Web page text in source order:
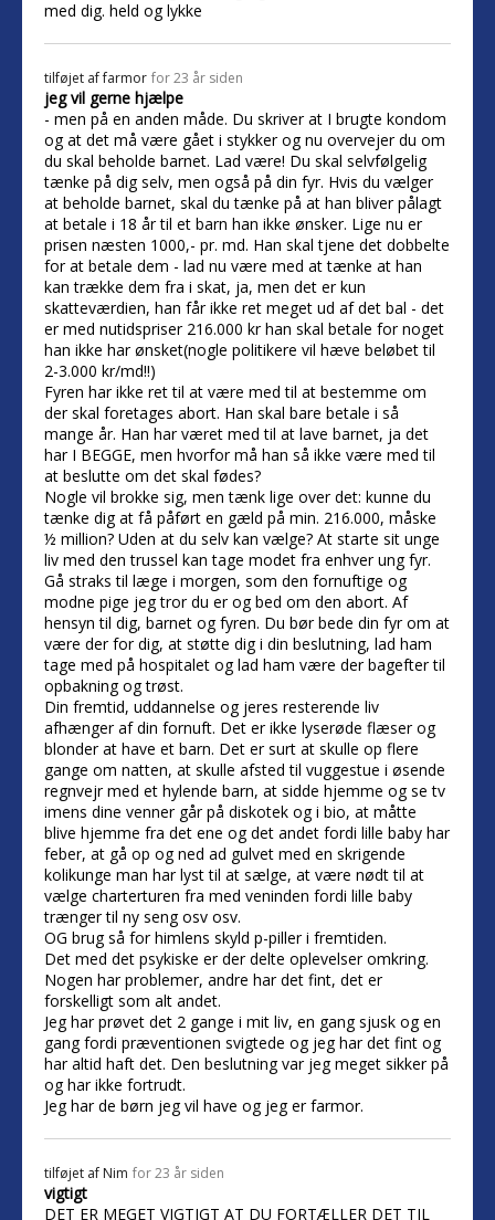
med dig. held og lykke
tilføjet affarmor for 23 år siden
jeg vil gerne hjælpe
- men på en anden måde. Du skriver at I brugte kondom
og at det må være gået i stykker og nu overvejer du om
du skal beholde barnet. Lad være! Du skal selvfølgelig
tænke på dig selv, men også på din fyr. Hvis du vælger
at beholde barnet, skal du tænke på at han bliver pålagt
at betale i 18 år til et barn han ikke ønsker. Lige nu er
prisen næsten 1000,- pr. md. Han skal tjene det dobbelte
for at betale dem - lad nu være med at tænke at han
kan trække dem fra i skat, ja, men det er kun
skatteværdien, han får ikke ret meget ud af det bal - det
er med nutidspriser 216.000 kr han skal betale for noget
han ikke har ønsket(nogle politikere vil hæve beløbet til
2-3.000 kr/md!!)
Fyren har ikke ret til at være med til at bestemme om
der skal foretages abort. Han skal bare betale i så
mange år. Han har været med til at lave barnet, ja det
har I BEGGE, men hvorfor må han så ikke være med til
at beslutte om det skal fødes?
Nogle vil brokke sig, men tænk lige over det: kunne du
tænke dig at få påført en gæld på min. 216.000, måske
½ million? Uden at du selv kan vælge? At starte sit unge
liv med den trussel kan tage modet fra enhver ung fyr.
Gå straks til læge i morgen, som den fornuftige og
modne pige jeg tror du er og bed om den abort. Af
hensyn til dig, barnet og fyren. Du bør bede din fyr om at
være der for dig, at støtte dig i din beslutning, lad ham
tage med på hospitalet og lad ham være der bagefter til
opbakning og trøst.
Din fremtid, uddannelse og jeres resterende liv
afhænger af din fornuft. Det er ikke lyserøde flæser og
blonder at have et barn. Det er surt at skulle op flere
gange om natten, at skulle afsted til vuggestue i øsende
regnvejr med et hylende barn, at sidde hjemme og se tv
imens dine venner går på diskotek og i bio, at måtte
blive hjemme fra det ene og det andet fordi lille baby har
feber, at gå op og ned ad gulvet med en skrigende
kolikunge man har lyst til at sælge, at være nødt til at
vælge charterturen fra med veninden fordi lille baby
trænger til ny seng osv osv.
OG brug så for himlens skyld p-piller i fremtiden.
Det med det psykiske er der delte oplevelser omkring.
Nogen har problemer, andre har det fint, det er
forskelligt som alt andet.
Jeg har prøvet det 2 gange i mit liv, en gang sjusk og en
gang fordi præventionen svigtede og jeg har det fint og
har altid haft det. Den beslutning var jeg meget sikker på
og har ikke fortrudt.
Jeg har de børn jeg vil have og jeg er farmor.
tilføjet af Nim for 23 år siden
vigtigt
DET ER MEGET VIGTIGT AT DU FORTÆLLER DET TIL